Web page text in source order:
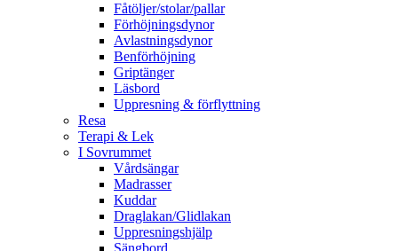
Fåtöljer/stolar/pallar
Förhöjningsdynor
Avlastningsdynor
Benförhöjning
Griptänger
Läsbord
Uppresning & förflyttning
Resa
Terapi & Lek
I Sovrummet
Vårdsängar
Madrasser
Kuddar
Draglakan/Glidlakan
Uppresningshjälp
Sängbord